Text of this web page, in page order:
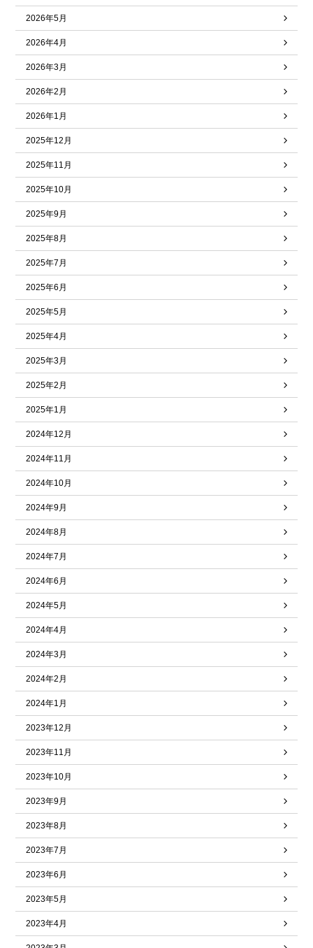
2026年5月
2026年4月
2026年3月
2026年2月
2026年1月
2025年12月
2025年11月
2025年10月
2025年9月
2025年8月
2025年7月
2025年6月
2025年5月
2025年4月
2025年3月
2025年2月
2025年1月
2024年12月
2024年11月
2024年10月
2024年9月
2024年8月
2024年7月
2024年6月
2024年5月
2024年4月
2024年3月
2024年2月
2024年1月
2023年12月
2023年11月
2023年10月
2023年9月
2023年8月
2023年7月
2023年6月
2023年5月
2023年4月